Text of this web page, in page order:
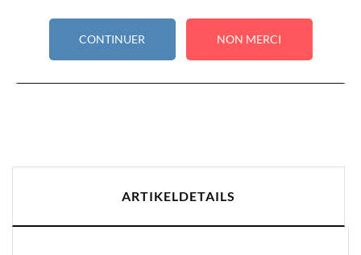
CONTINUER NON MERCI
In den Warenkorb
ARTIKELDETAILS